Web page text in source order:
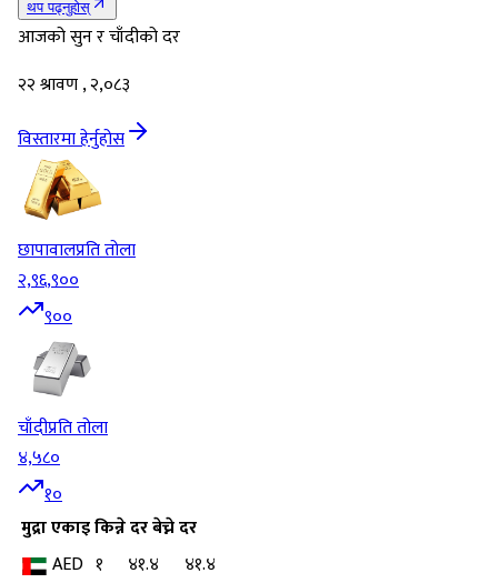
थप पढ्नुहोस्
आजको सुन र चाँदीको दर
२२ श्रावण , २,०८३
विस्तारमा हेर्नुहोस
छापावालप्रति तोला
२,९६,९००
९००
चाँदीप्रति तोला
४,५८०
१०
मुद्राएकाइकिन्ने दरबेच्ने दर
AED १ ४१.४
४१.४